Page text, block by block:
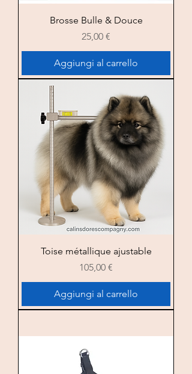
Brosse Bulle & Douce
Prezzo
25,00 €
Aggiungi al carrello
Toise métallique ajustable
Prezzo
105,00 €
Aggiungi al carrello